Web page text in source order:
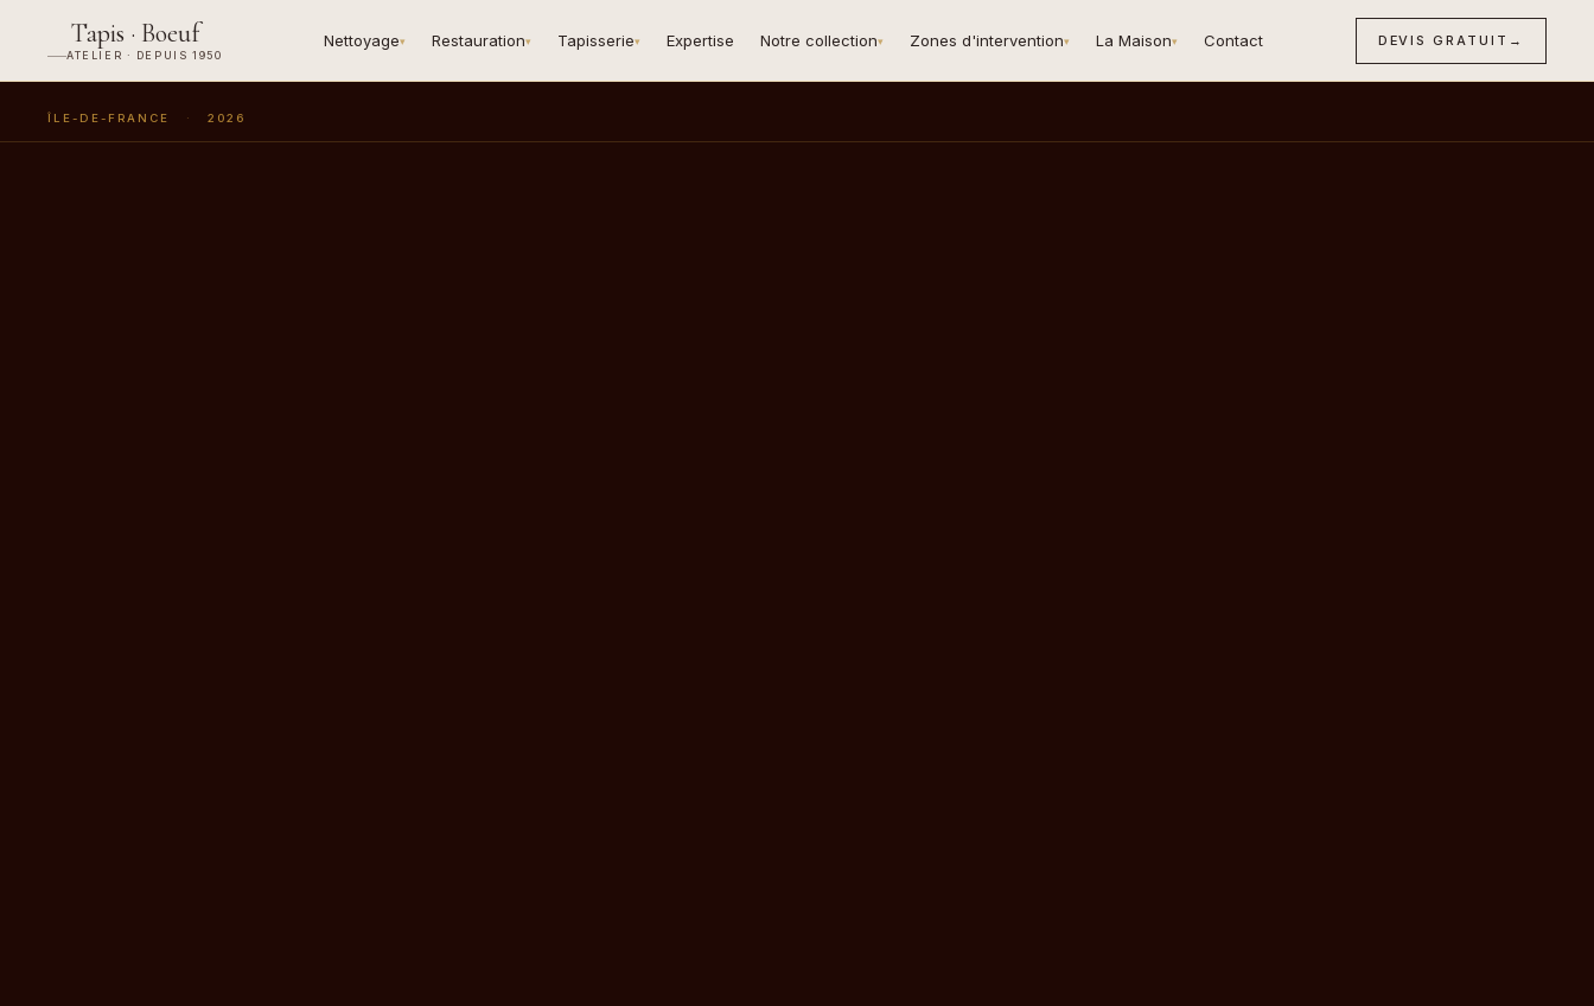
Tapis · Boeuf
ATELIER · DEPUIS 1950
Nettoyage▾ Restauration▾ Tapisserie▾ Expertise Notre collection▾ Zones d'intervention▾ La Maison▾ Contact DEVIS GRATUIT →
ÎLE-DE-FRANCE · 2026